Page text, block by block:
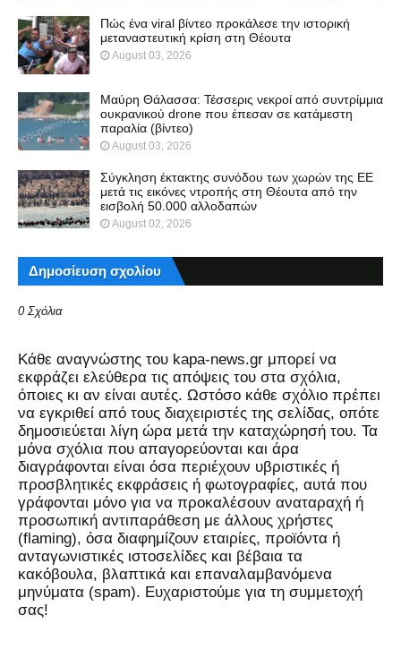
Πώς ένα viral βίντεο προκάλεσε την ιστορική
μεταναστευτική κρίση στη Θέουτα
August 03, 2026
Μαύρη Θάλασσα: Τέσσερις νεκροί από συντρίμμια
ουκρανικού drone που έπεσαν σε κατάμεστη
παραλία (βίντεο)
August 03, 2026
Σύγκληση έκτακτης συνόδου των χωρών της ΕΕ
μετά τις εικόνες ντροπής στη Θέουτα από την
εισβολή 50.000 αλλοδαπών
August 02, 2026
Δημοσίευση σχολίου
0 Σχόλια
Kάθε αναγνώστης του kapa-news.gr μπορεί να
εκφράζει ελεύθερα τις απόψεις του στα σχόλια,
όποιες κι αν είναι αυτές. Ωστόσο κάθε σχόλιο πρέπει
να εγκριθεί από τους διαχειριστές της σελίδας, οπότε
δημοσιεύεται λίγη ώρα μετά την καταχώρησή του. Τα
μόνα σχόλια που απαγορεύονται και άρα
διαγράφονται είναι όσα περιέχουν υβριστικές ή
προσβλητικές εκφράσεις ή φωτογραφίες, αυτά που
γράφονται μόνο για να προκαλέσουν αναταραχή ή
προσωπική αντιπαράθεση με άλλους χρήστες
(flaming), όσα διαφημίζουν εταιρίες, προϊόντα ή
ανταγωνιστικές ιστοσελίδες και βέβαια τα
κακόβουλα, βλαπτικά και επαναλαμβανόμενα
μηνύματα (spam). Ευχαριστούμε για τη συμμετοχή
σας!